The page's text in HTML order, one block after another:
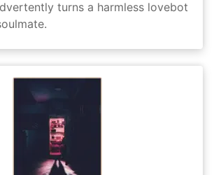
turns a harmless lovebot